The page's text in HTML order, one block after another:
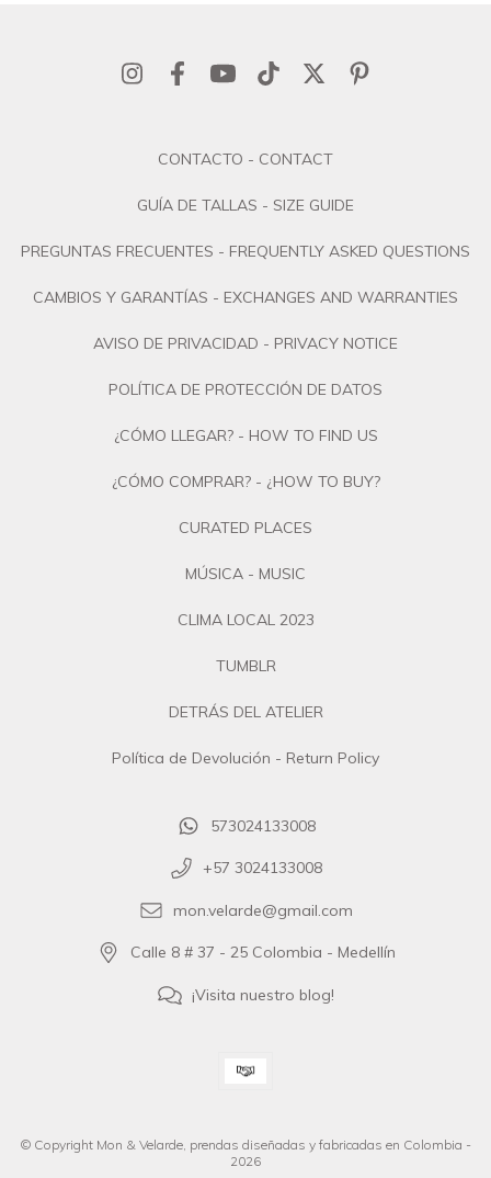
CONTACTO - CONTACT
GUÍA DE TALLAS - SIZE GUIDE
PREGUNTAS FRECUENTES - FREQUENTLY ASKED QUESTIONS
CAMBIOS Y GARANTÍAS - EXCHANGES AND WARRANTIES
AVISO DE PRIVACIDAD - PRIVACY NOTICE
POLÍTICA DE PROTECCIÓN DE DATOS
¿CÓMO LLEGAR? - HOW TO FIND US
¿CÓMO COMPRAR? - ¿HOW TO BUY?
CURATED PLACES
MÚSICA - MUSIC
CLIMA LOCAL 2023
TUMBLR
DETRÁS DEL ATELIER
Política de Devolución - Return Policy
573024133008
+57 3024133008
mon.velarde@gmail.com
Calle 8 # 37 - 25 Colombia - Medellín
¡Visita nuestro blog!
© Copyright Mon & Velarde, prendas diseñadas y fabricadas en Colombia -
2026